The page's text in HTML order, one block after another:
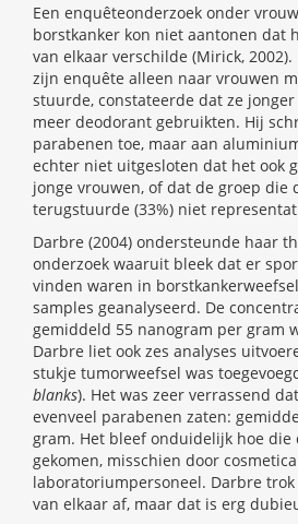
Een enquêteonderzoek onder
borstkanker kon niet aantonen dat
van elkaar verschilde (Mirick, 2002).
zijn enquête alleen naar vrouwen
stuurde, constateerde dat ze
meer deodorant gebruikten. Hij
parabenen toe, maar aan
echter niet uitgesloten dat het ook
jonge vrouwen, of dat de groep die
terugstuurde (33%) niet
Darbre (2004) ondersteunde haar
onderzoek waaruit bleek dat er
vinden waren in
samples geanalyseerd. De
gemiddeld 55 nanogram per gram
Darbre liet ook zes analyses
stukje tumorweefsel was
blanks). Het was zeer verrassend
evenveel parabenen zaten:
gram. Het bleef onduidelijk hoe
gekomen, misschien door
laboratoriumpersoneel. Darbre
van elkaar af, maar dat is erg